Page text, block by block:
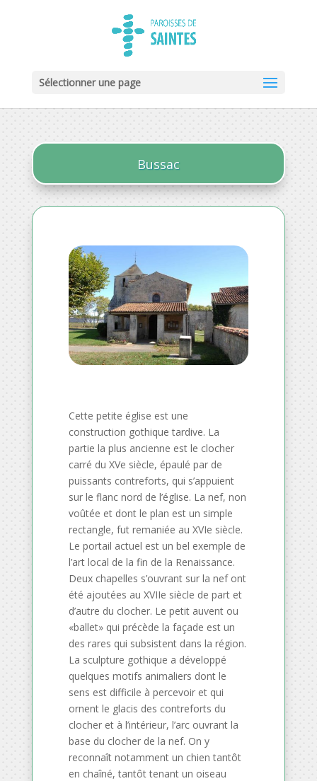
Sélectionner une page
Bussac
Cette petite église est une
construction gothique tardive. La
partie la plus ancienne est le clocher
carré du XVe siècle, épaulé par de
puissants contreforts, qui s’appuient
sur le flanc nord de l’église. La nef, non
voûtée et dont le plan est un simple
rectangle, fut remaniée au XVIe siècle.
Le portail actuel est un bel exemple de
l’art local de la fin de la Renaissance.
Deux chapelles s’ouvrant sur la nef ont
été ajoutées au XVIIe siècle de part et
d’autre du clocher. Le petit auvent ou
«ballet» qui précède la façade est un
des rares qui subsistent dans la région.
La sculpture gothique a développé
quelques motifs animaliers dont le
sens est difficile à percevoir et qui
ornent le glacis des contreforts du
clocher et à l’intérieur, l’arc ouvrant la
base du clocher de la nef. On y
reconnaît notamment un chien tantôt
en chaîné, tantôt tenant un oiseau